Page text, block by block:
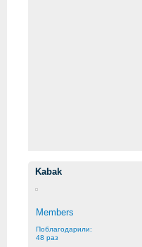
Kabak
Members
Поблагодарили:
48 раз